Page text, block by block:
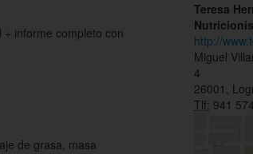
informe completo con
de grasa, masa
Teresa
http://
Miguel
4
26001,
Tlf: 941